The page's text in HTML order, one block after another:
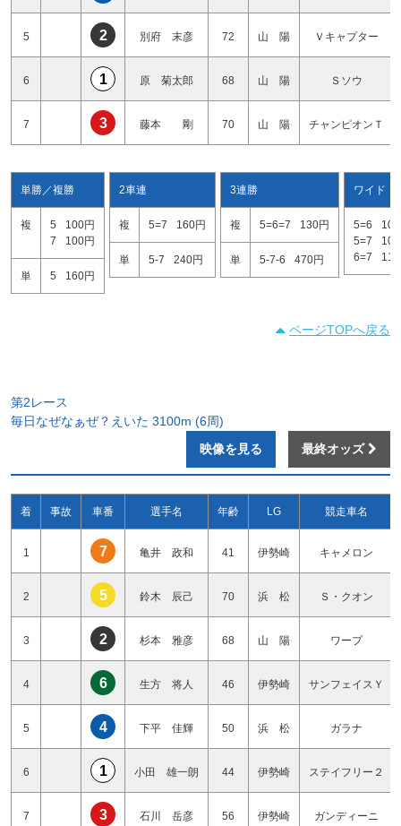
5 2 別府 末彦 72 山 陽 Ｖキャプター
6 1 原 菊太郎 68 山 陽 Ｓソウ
7 3 藤本 剛 70 山 陽 チャンピオンＴ
単勝／複勝
複 5
100円
7
100円
単 5 160円
2車連
複 5=7 160円
単 5-7 240円
3連勝
複 5=6=7 130円
単 5-7-6 470円
ワイド
5=6
5=7
6=7
ページTOPへ戻る
第2レース
毎日なぜなぁぜ？えいた 3100m (6周)
映像を見る
最終オッズ
着 事故 車番 選手名 年齢 LG 競走車名
1 7 亀井 政和 41 伊勢崎 キャメロン
2 5 鈴木 辰己 70 浜 松 Ｓ・クオン
3 2 杉本 雅彦 68 山 陽 ワープ
4 6 生方 将人 46 伊勢崎 サンフェイスＹ
5 4 下平 佳輝 50 浜 松 ガラナ
6 1 小田 雄一朗 44 伊勢崎 ステイフリー２
7 3 石川 岳彦 56 伊勢崎 ガンディーニ